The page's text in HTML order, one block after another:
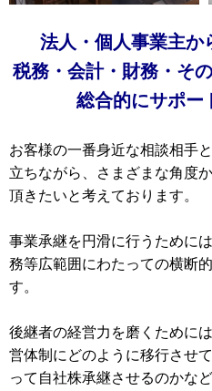
法人・個人事業主か
税務・会計・財務・そ
総合的にサポー
お客様の一番身近な相談相手
立ちながら、さまざまな角度
頂きたいと考えております。
事業承継を円滑に行うために
務等広範囲にわたっての横断
す。
後継者の経営力を磨くために
営体制にどのように移行させ
って自社株承継させるのかな